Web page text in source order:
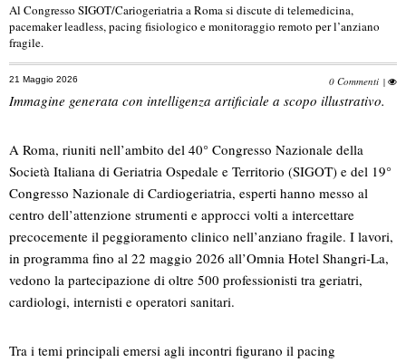
Al Congresso SIGOT/Cariogeriatria a Roma si discute di telemedicina,
pacemaker leadless, pacing fisiologico e monitoraggio remoto per l’anziano
fragile.
21 Maggio 2026 0 Commenti |
Immagine generata con intelligenza artificiale a scopo illustrativo.
A Roma, riuniti nell’ambito del 40° Congresso Nazionale della
Società Italiana di Geriatria Ospedale e Territorio (SIGOT) e del 19°
Congresso Nazionale di Cardiogeriatria, esperti hanno messo al
centro dell’attenzione strumenti e approcci volti a intercettare
precocemente il peggioramento clinico nell’anziano fragile. I lavori,
in programma fino al 22 maggio 2026 all’Omnia Hotel Shangri‑La,
vedono la partecipazione di oltre 500 professionisti tra geriatri,
cardiologi, internisti e operatori sanitari.
Tra i temi principali emersi agli incontri figurano il pacing